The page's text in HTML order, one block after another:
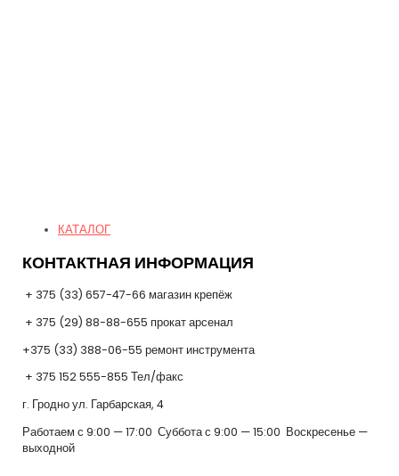
КАТАЛОГ
КОНТАКТНАЯ ИНФОРМАЦИЯ
+ 375 (33) 657-47-66 магазин крепёж
+ 375 (29) 88-88-655 прокат арсенал
+375 (33) 388-06-55 ремонт инструмента
+ 375 152 555-855 Тел/факс
г. Гродно ул. Гарбарская, 4
Работаем с 9:00 — 17:00 Суббота с 9:00 — 15:00 Воскресенье —
выходной